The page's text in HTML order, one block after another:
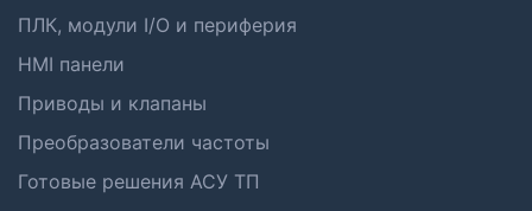
ПЛК, модули I/O и периферия
HMI панели
Приводы и клапаны
Преобразователи частоты
Готовые решения АСУ ТП